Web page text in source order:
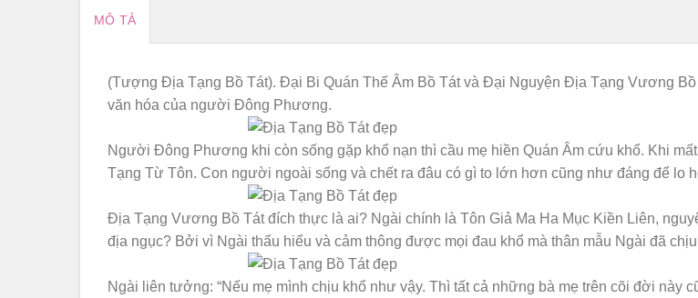
MÔ TẢ
(Tượng Địa Tạng Bồ Tát). Đại Bi Quán Thế Âm Bồ Tát và Đại Nguyện Địa Tạng Vương
văn hóa của người Đông Phương.
Người Đông Phương khi còn sống gặp khổ nạn thì cầu mẹ hiền Quán Âm cứu khổ. Khi
Tạng Từ Tôn. Con người ngoài sống và chết ra đâu có gì to lớn hơn cũng như đáng để lo
Ðịa Tạng Vương Bồ Tát đích thực là ai? Ngài chính là Tôn Giả Ma Ha Mục Kiền Liên,
địa ngục? Bởi vì Ngài thấu hiểu và cảm thông được mọi đau khổ mà thân mẫu Ngài đã
Ngài liên tưởng: “Nếu mẹ mình chịu khổ như vậy. Thì tất cả những bà mẹ trên cõi đời này